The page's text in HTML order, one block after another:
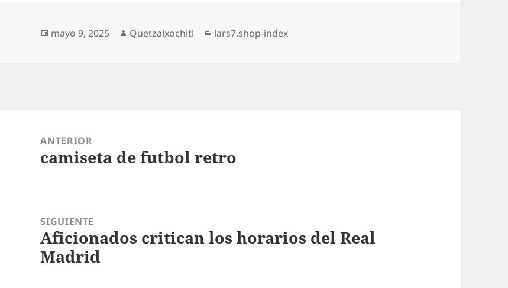
Publicado
mayo 9, 2025 Autor
Quetzalxochitl Categorías
lars7.shop-index
entradas
ANTERIOR
Entrada
camiseta de futbol retro
SIGUIENTE
Entrada
siguiente:
Aficionados critican los horarios del Real
Madrid